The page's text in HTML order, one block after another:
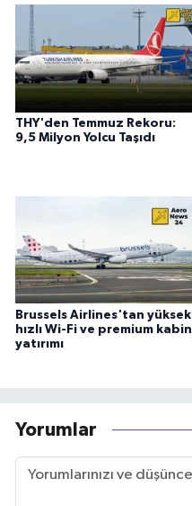
THY'den Temmuz Rekoru:
9,5 Milyon Yolcu Taşıdı
Brussels Airlines'tan yüksek
hızlı Wi-Fi ve premium kabin
yatırımı
Yorumlar